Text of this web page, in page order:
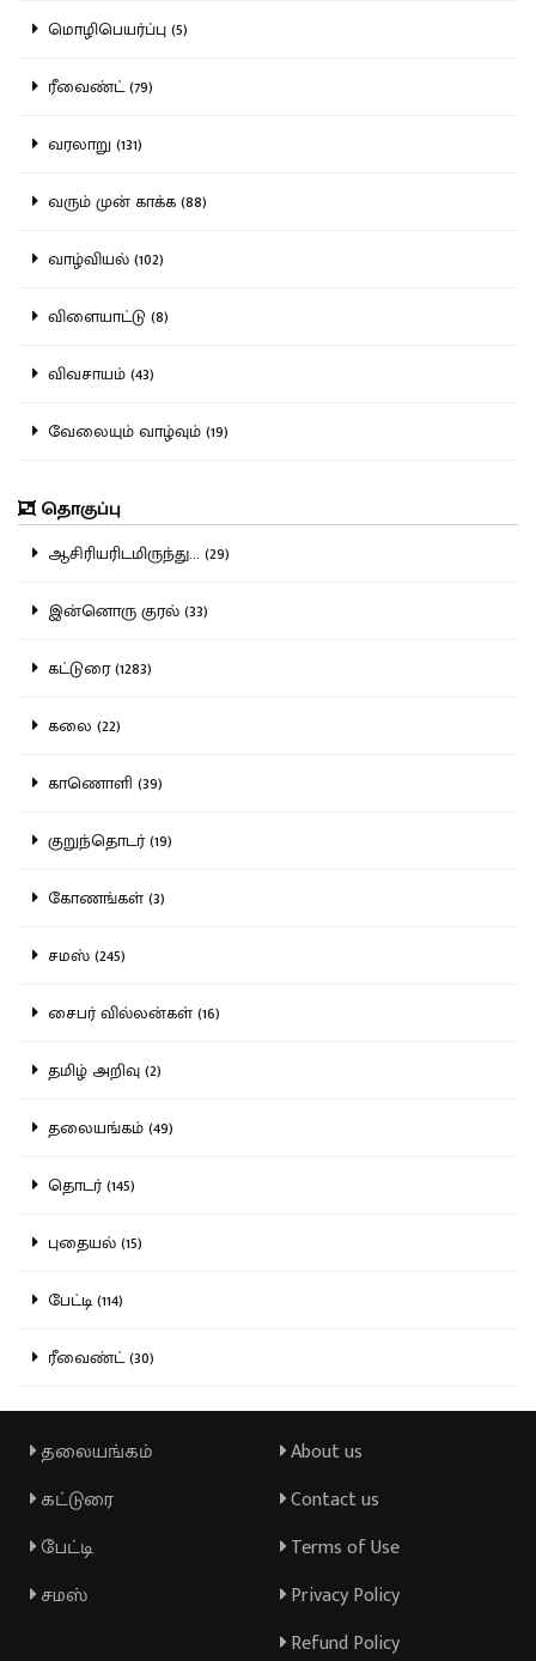
மொழிபெயர்ப்பு (5)
ரீவைண்ட் (79)
வரலாறு (131)
வரும் முன் காக்க (88)
வாழ்வியல் (102)
விளையாட்டு (8)
விவசாயம் (43)
வேலையும் வாழ்வும் (19)
தொகுப்பு
ஆசிரியரிடமிருந்து... (29)
இன்னொரு குரல் (33)
கட்டுரை (1283)
கலை (22)
காணொளி (39)
குறுந்தொடர் (19)
கோணங்கள் (3)
சமஸ் (245)
சைபர் வில்லன்கள் (16)
தமிழ் அறிவு (2)
தலையங்கம் (49)
தொடர் (145)
புதையல் (15)
பேட்டி (114)
ரீவைண்ட் (30)
தலையங்கம்
கட்டுரை
பேட்டி
சமஸ்
About us
Contact us
Terms of Use
Privacy Policy
Refund Policy